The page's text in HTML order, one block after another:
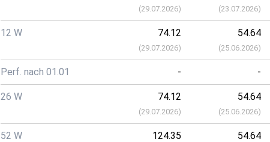
(29.07.2026) (23.07.2026)
12 W 74.12
(29.07.2026)
54.64
(25.06.2026)
Perf. nach 01.01 - -
26 W 74.12
(29.07.2026)
54.64
(25.06.2026)
52 W 124.35 54.64